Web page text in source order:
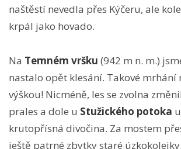
naštěstí nevedla přes Kýčeru, ale
krpál jako hovado.
Na Temném vršku (942 m n. m.)
nastalo opět klesání. Takové mrhání
výškou! Nicméně, les se zvolna
prales a dole u Stužického potoka
krutopřísná divočina. Za mostem
ještě patrné zbytky staré